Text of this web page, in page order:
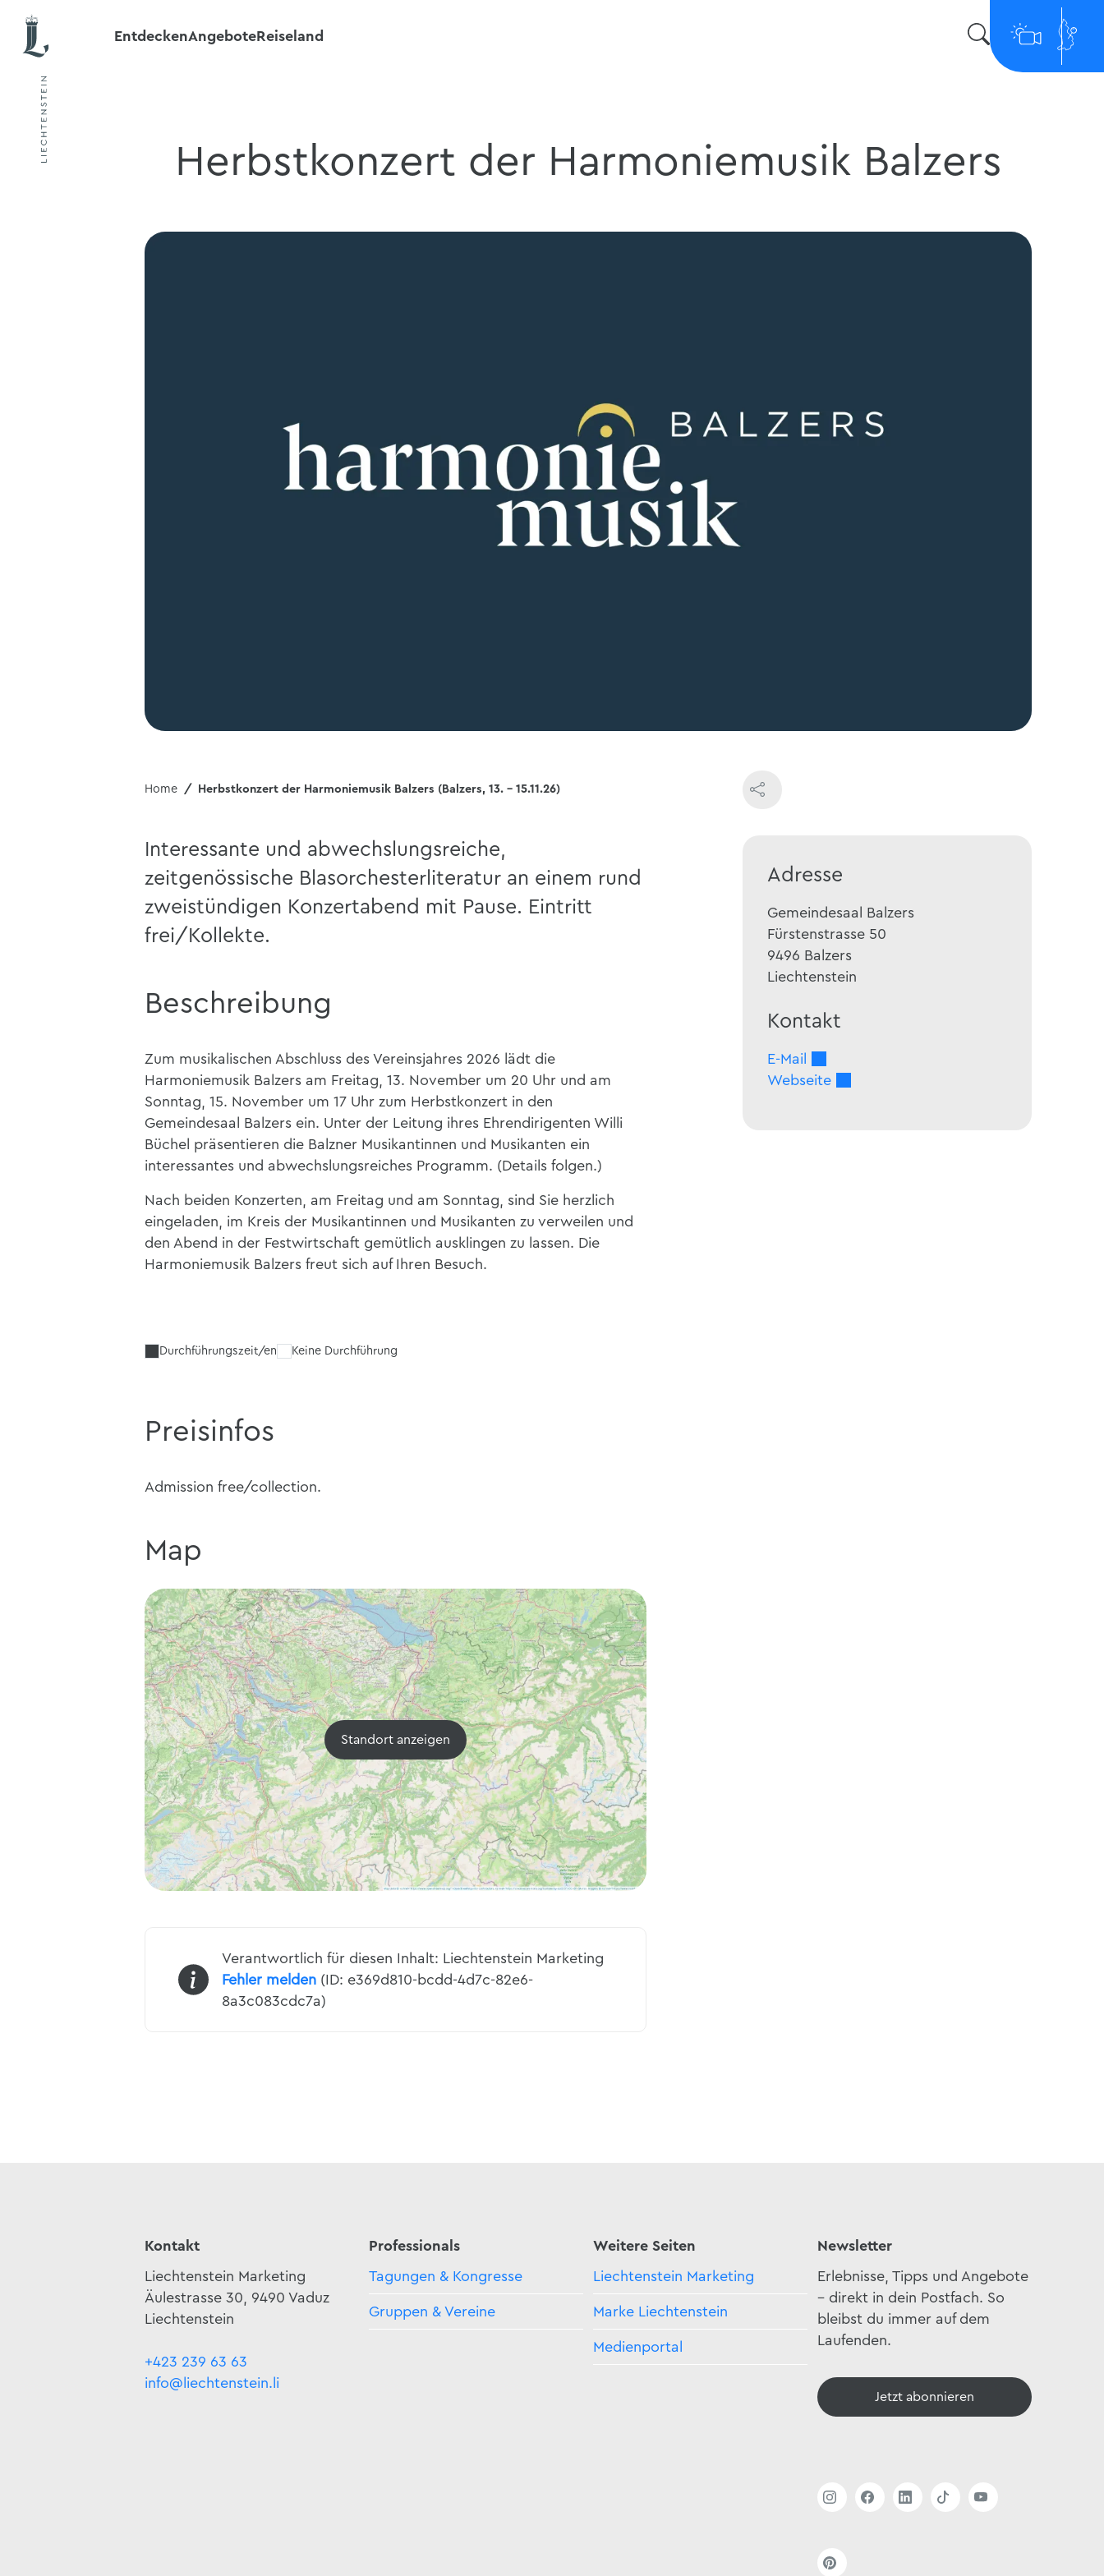
EntdeckenAngeboteReiseland
Herbstkonzert der Harmoniemusik Balzers
Home Herbstkonzert der Harmoniemusik Balzers (Balzers, 13. - 15.11.26)
Interessante und abwechslungsreiche,
zeitgenössische Blasorchesterliteratur an einem rund
zweistündigen Konzertabend mit Pause. Eintritt
frei/Kollekte.
Beschreibung
Zum musikalischen Abschluss des Vereinsjahres 2026 lädt die
Harmoniemusik Balzers am Freitag, 13. November um 20 Uhr und am
Sonntag, 15. November um 17 Uhr zum Herbstkonzert in den
Gemeindesaal Balzers ein. Unter der Leitung ihres Ehrendirigenten Willi
Büchel präsentieren die Balzner Musikantinnen und Musikanten ein
interessantes und abwechslungsreiches Programm. (Details folgen.)
Nach beiden Konzerten, am Freitag und am Sonntag, sind Sie herzlich
eingeladen, im Kreis der Musikantinnen und Musikanten zu verweilen und
den Abend in der Festwirt­schaft gemütlich ausklingen zu lassen. Die
Harmoniemusik Balzers freut sich auf Ihren Besuch.
Durchführungszeit/en Keine Durchführung
Preisinfos
Admission free/collection.
Map
Standort anzeigen
Verantwortlich für diesen Inhalt: Liechtenstein Marketing
Fehler melden (ID: e369d810-bcdd-4d7c-82e6-
8a3c083cdc7a)
Adresse
Gemeindesaal Balzers
Fürstenstrasse 50
9496 Balzers
Liechtenstein
Kontakt
E-Mail
Webseite
Kontakt
Liechtenstein Marketing
Äulestrasse 30, 9490 Vaduz
Liechtenstein
+423 239 63 63
info@liechtenstein.li
Professionals
Tagungen & Kongresse
Gruppen & Vereine
Weitere Seiten
Liechtenstein Marketing
Marke Liechtenstein
Medienportal
Newsletter
Erlebnisse, Tipps und Angebote
– direkt in dein Postfach. So
bleibst du immer auf dem
Laufenden.
Jetzt abonnieren